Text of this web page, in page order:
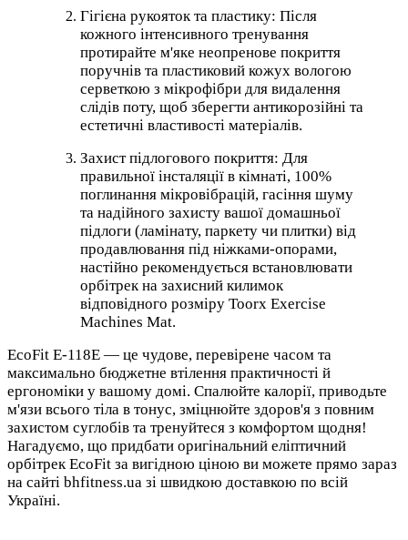
Гігієна рукояток та пластику: Після
кожного інтенсивного тренування
протирайте м'яке неопренове покриття
поручнів та пластиковий кожух вологою
серветкою з мікрофібри для видалення
слідів поту, щоб зберегти антикорозійні та
естетичні властивості матеріалів.
Захист підлогового покриття: Для
правильної інсталяції в кімнаті, 100%
поглинання мікровібрацій, гасіння шуму
та надійного захисту вашої домашньої
підлоги (ламінату, паркету чи плитки) від
продавлювання під ніжками-опорами,
настійно рекомендується встановлювати
орбітрек на захисний килимок
відповідного розміру Toorx Exercise
Machines Mat.
EcoFit E-118E — це чудове, перевірене часом та
максимально бюджетне втілення практичності й
ергономіки у вашому домі. Спалюйте калорії, приводьте
м'язи всього тіла в тонус, зміцнюйте здоров'я з повним
захистом суглобів та тренуйтеся з комфортом щодня!
Нагадуємо, що придбати оригінальний еліптичний
орбітрек EcoFit за вигідною ціною ви можете прямо зараз
на сайті bhfitness.ua зі швидкою доставкою по всій
Україні.